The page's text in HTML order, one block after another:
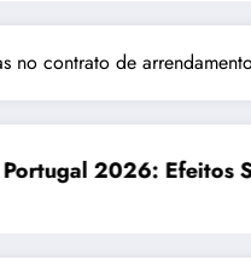
no contrato de
e
Custo de vida em